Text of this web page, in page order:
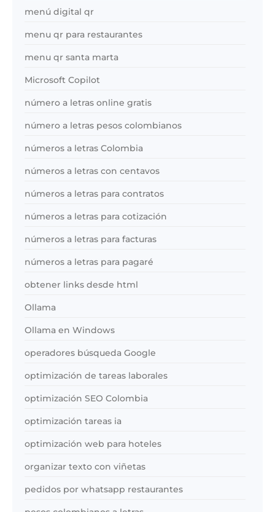
menú digital qr
menu qr para restaurantes
menu qr santa marta
Microsoft Copilot
número a letras online gratis
número a letras pesos colombianos
números a letras Colombia
números a letras con centavos
números a letras para contratos
números a letras para cotización
números a letras para facturas
números a letras para pagaré
obtener links desde html
Ollama
Ollama en Windows
operadores búsqueda Google
optimización de tareas laborales
optimización SEO Colombia
optimización tareas ia
optimización web para hoteles
organizar texto con viñetas
pedidos por whatsapp restaurantes